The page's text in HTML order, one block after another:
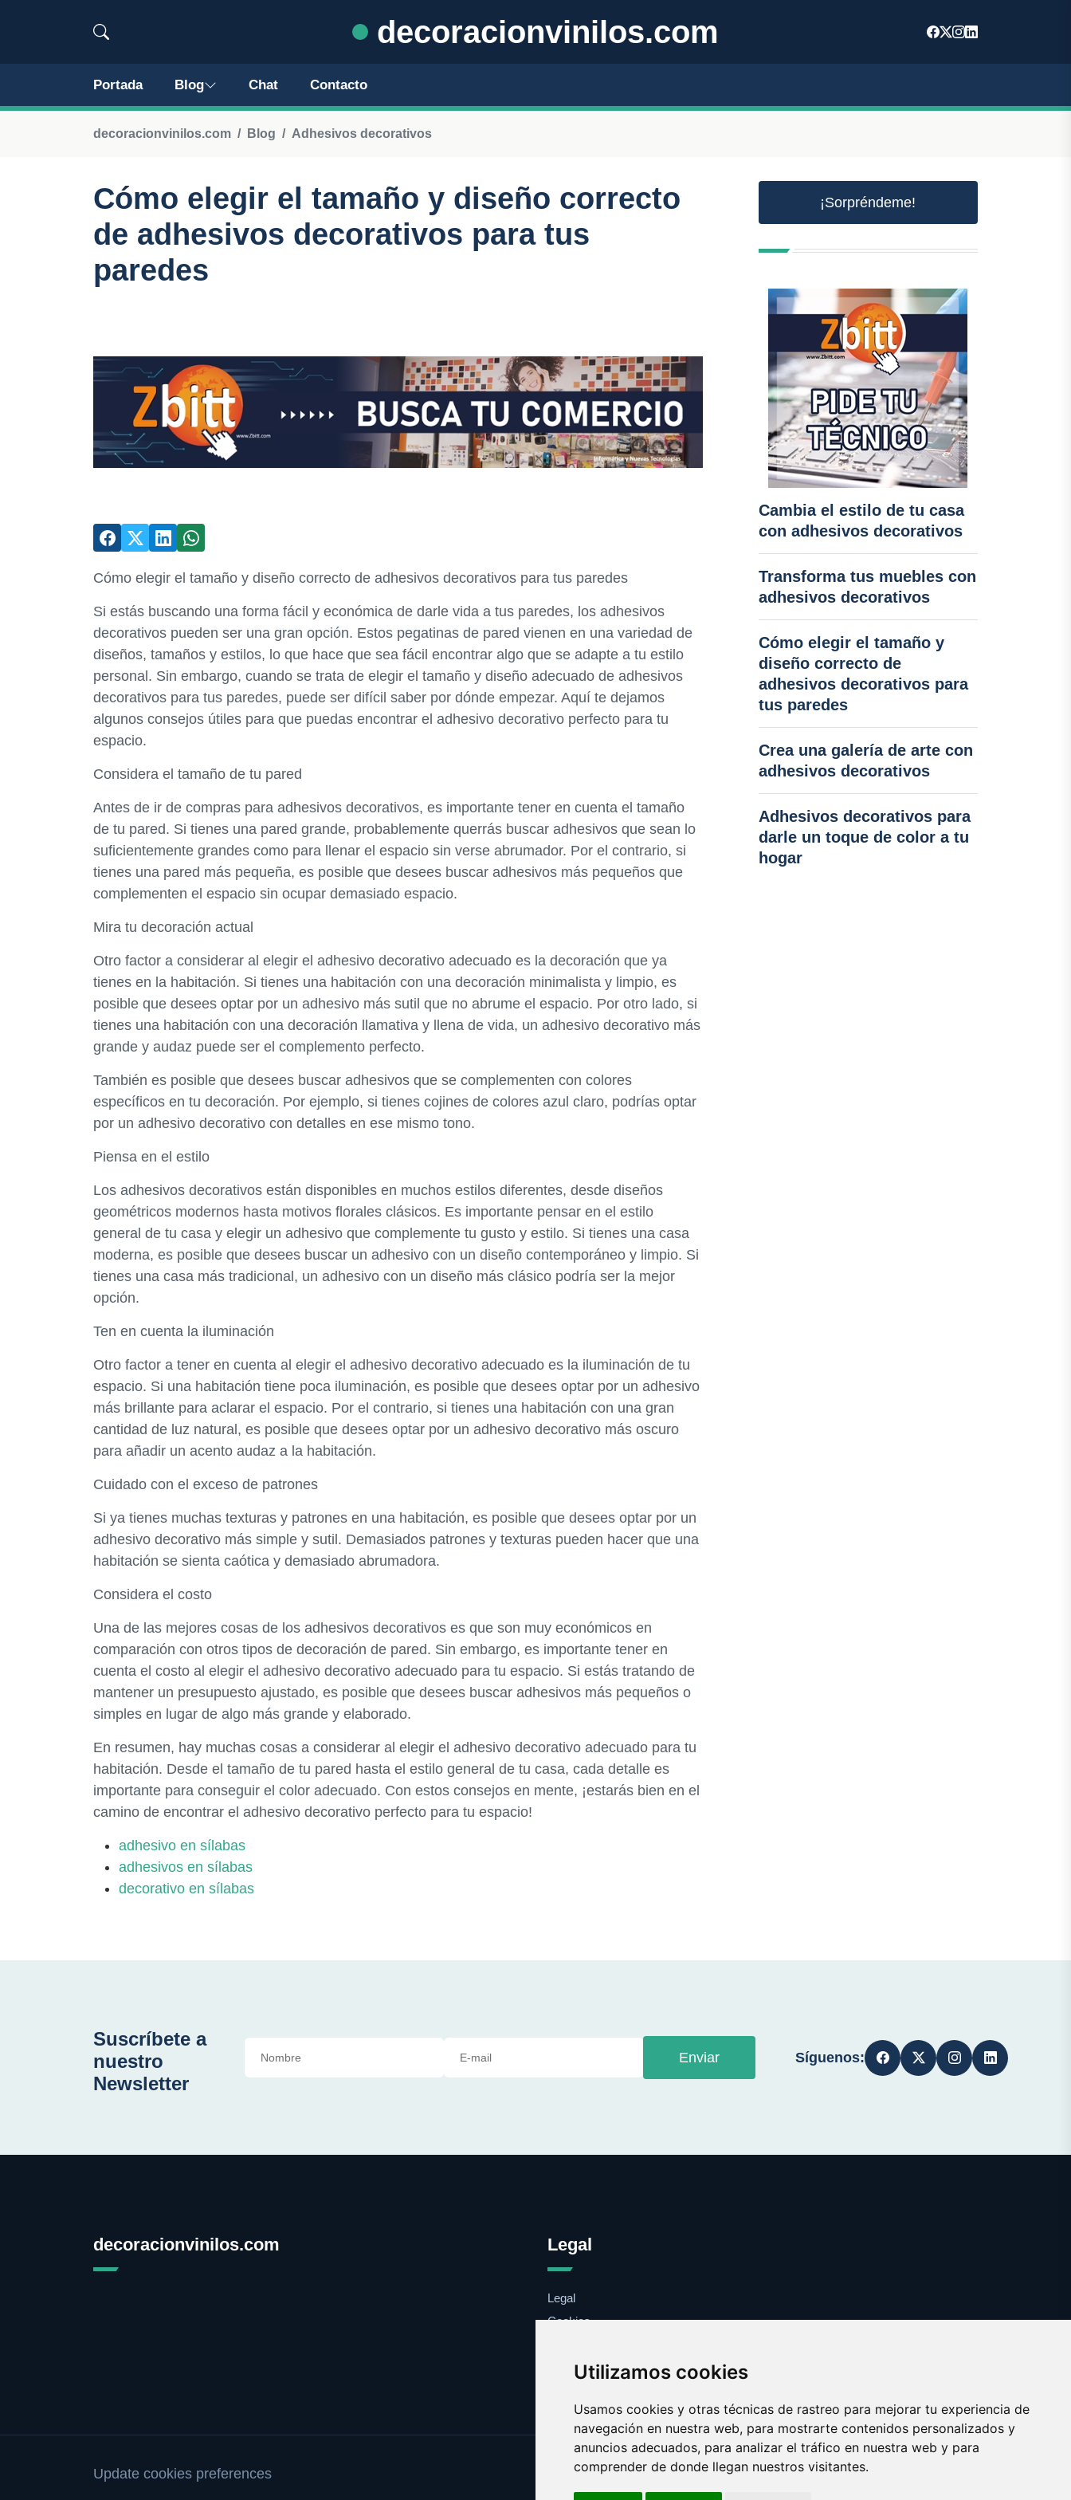
Utilizamos cookies
Usamos cookies y otras técnicas de rastreo para mejorar tu experiencia de
navegación en nuestra web, para mostrarte contenidos personalizados y
anuncios adecuados, para analizar el tráfico en nuestra web y para
comprender de donde llegan nuestros visitantes.
decoracionvinilos.com
Portada Blog Chat Contacto
decoracionvinilos.com Blog Adhesivos decorativos
Cómo elegir el tamaño y diseño correcto
de adhesivos decorativos para tus
paredes
Cómo elegir el tamaño y diseño correcto de adhesivos decorativos para tus paredes
Si estás buscando una forma fácil y económica de darle vida a tus paredes, los adhesivos
decorativos pueden ser una gran opción. Estos pegatinas de pared vienen en una variedad de
diseños, tamaños y estilos, lo que hace que sea fácil encontrar algo que se adapte a tu estilo
personal. Sin embargo, cuando se trata de elegir el tamaño y diseño adecuado de adhesivos
decorativos para tus paredes, puede ser difícil saber por dónde empezar. Aquí te dejamos
algunos consejos útiles para que puedas encontrar el adhesivo decorativo perfecto para tu
espacio.
Considera el tamaño de tu pared
Antes de ir de compras para adhesivos decorativos, es importante tener en cuenta el tamaño
de tu pared. Si tienes una pared grande, probablemente querrás buscar adhesivos que sean lo
suficientemente grandes como para llenar el espacio sin verse abrumador. Por el contrario, si
tienes una pared más pequeña, es posible que desees buscar adhesivos más pequeños que
complementen el espacio sin ocupar demasiado espacio.
Mira tu decoración actual
Otro factor a considerar al elegir el adhesivo decorativo adecuado es la decoración que ya
tienes en la habitación. Si tienes una habitación con una decoración minimalista y limpio, es
posible que desees optar por un adhesivo más sutil que no abrume el espacio. Por otro lado, si
tienes una habitación con una decoración llamativa y llena de vida, un adhesivo decorativo más
grande y audaz puede ser el complemento perfecto.
También es posible que desees buscar adhesivos que se complementen con colores
específicos en tu decoración. Por ejemplo, si tienes cojines de colores azul claro, podrías optar
por un adhesivo decorativo con detalles en ese mismo tono.
Piensa en el estilo
Los adhesivos decorativos están disponibles en muchos estilos diferentes, desde diseños
geométricos modernos hasta motivos florales clásicos. Es importante pensar en el estilo
general de tu casa y elegir un adhesivo que complemente tu gusto y estilo. Si tienes una casa
moderna, es posible que desees buscar un adhesivo con un diseño contemporáneo y limpio. Si
tienes una casa más tradicional, un adhesivo con un diseño más clásico podría ser la mejor
opción.
Ten en cuenta la iluminación
Otro factor a tener en cuenta al elegir el adhesivo decorativo adecuado es la iluminación de tu
espacio. Si una habitación tiene poca iluminación, es posible que desees optar por un adhesivo
más brillante para aclarar el espacio. Por el contrario, si tienes una habitación con una gran
cantidad de luz natural, es posible que desees optar por un adhesivo decorativo más oscuro
para añadir un acento audaz a la habitación.
Cuidado con el exceso de patrones
Si ya tienes muchas texturas y patrones en una habitación, es posible que desees optar por un
adhesivo decorativo más simple y sutil. Demasiados patrones y texturas pueden hacer que una
habitación se sienta caótica y demasiado abrumadora.
Considera el costo
Una de las mejores cosas de los adhesivos decorativos es que son muy económicos en
comparación con otros tipos de decoración de pared. Sin embargo, es importante tener en
cuenta el costo al elegir el adhesivo decorativo adecuado para tu espacio. Si estás tratando de
mantener un presupuesto ajustado, es posible que desees buscar adhesivos más pequeños o
simples en lugar de algo más grande y elaborado.
En resumen, hay muchas cosas a considerar al elegir el adhesivo decorativo adecuado para tu
habitación. Desde el tamaño de tu pared hasta el estilo general de tu casa, cada detalle es
importante para conseguir el color adecuado. Con estos consejos en mente, ¡estarás bien en el
camino de encontrar el adhesivo decorativo perfecto para tu espacio!
adhesivo en sílabas
adhesivos en sílabas
decorativo en sílabas
¡Sorpréndeme!
Cambia el estilo de tu casa
con adhesivos decorativos
Transforma tus muebles con
adhesivos decorativos
Cómo elegir el tamaño y
diseño correcto de
adhesivos decorativos para
tus paredes
Crea una galería de arte con
adhesivos decorativos
Adhesivos decorativos para
darle un toque de color a tu
hogar
Suscríbete a
nuestro
Newsletter
Enviar Síguenos:
decoracionvinilos.com Legal
Legal
Cookies
Update cookies preferences
Copyright © 2025